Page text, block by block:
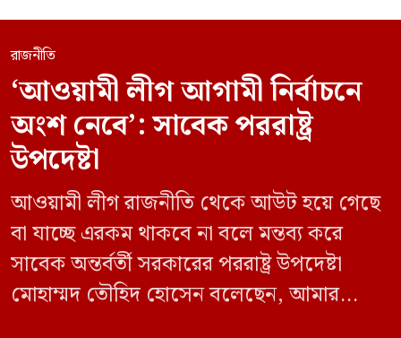
রাজনীতি
‘আওয়ামী লীগ আগামী নির্বাচনে
অংশ নেবে’: সাবেক পররাষ্ট্র
উপদেষ্টা
আওয়ামী লীগ রাজনীতি থেকে আউট হয়ে গেছে
বা যাচ্ছে এরকম থাকবে না বলে মন্তব্য করে
সাবেক অন্তর্বর্তী সরকারের পররাষ্ট্র উপদেষ্টা
মোহাম্মদ তৌহিদ হোসেন বলেছেন, আমার